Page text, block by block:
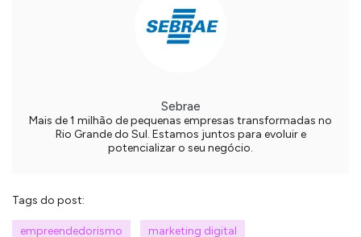
Sebrae
Mais de 1 milhão de pequenas empresas transformadas no
Rio Grande do Sul. Estamos juntos para evoluir e
potencializar o seu negócio.
Tags do post:
empreendedorismo marketing digital